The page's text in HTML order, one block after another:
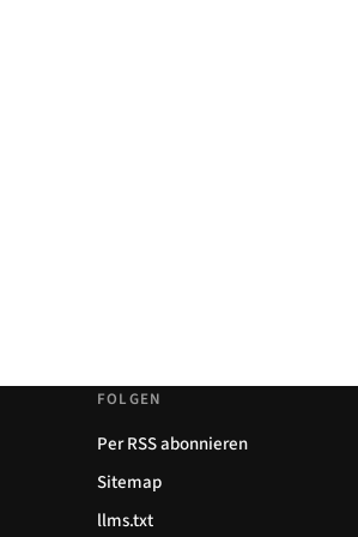
FOLGEN
Per RSS abonnieren
Sitemap
llms.txt